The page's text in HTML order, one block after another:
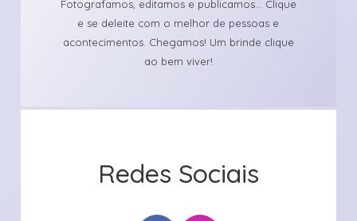
Fotografamos, editamos e publicamos... Clique
e se deleite com o melhor de pessoas e
acontecimentos. Chegamos! Um brinde clique
ao bem viver!
Redes Sociais